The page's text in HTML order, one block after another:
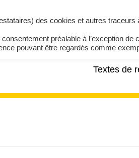
Textes de
des cookies et autres
préalable à l’exception
pouvant être regardés comme